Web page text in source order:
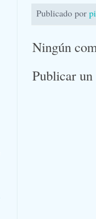
Publicado por
Ningún
Publicar